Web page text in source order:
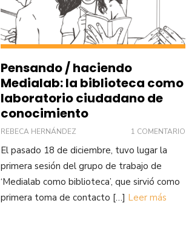
Pensando / haciendo
Medialab: la biblioteca como
laboratorio ciudadano de
conocimiento
REBECA HERNÁNDEZ 1 COMENTARIO
El pasado 18 de diciembre, tuvo lugar la
primera sesión del grupo de trabajo de
‘Medialab como biblioteca’, que sirvió como
primera toma de contacto […] Leer más